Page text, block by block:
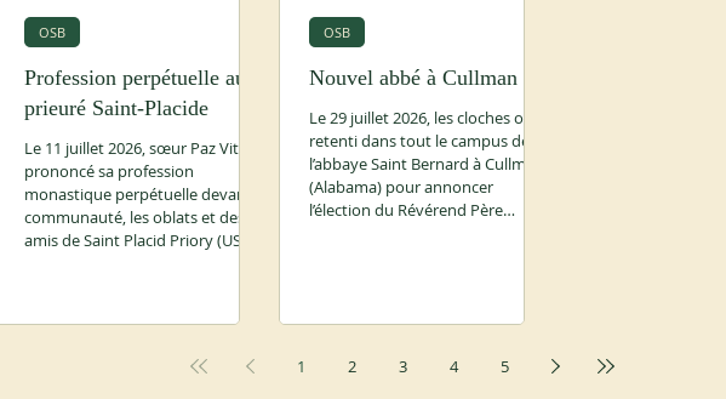
Profession perpétuelle au
prieuré Saint-Placide
Le 11 juillet 2026, sœur Paz Vital a
prononcé sa profession
monastique perpétuelle devant la
communauté, les oblats et des
amis de Saint Placid Priory (USA).
Un dîner et un moment de fête
https://fedstben.org/2026/07/16/
OSB
Nouvel abbé à Cullman
Le 29 juillet 2026, les cloches ont
retenti dans tout le campus de
l’abbaye Saint Bernard à Cullman
(Alabama) pour annoncer
l’élection du Révérend Père
Révérend Père Jonathan R. Licari ,
Congrégation américano-
OSB
1 2 3 4 5